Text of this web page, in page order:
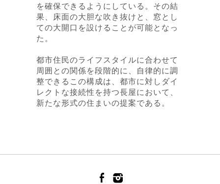
を確保できるようにしている。その結
果、床面の大胆な吹き抜けと、窓とし
ての大開口を設けることが可能となっ
た。
都市住民のライフスタイルに合わせて
周囲との関係を段階的に、自律的に調
整できるこの構成は、都市に対しダイ
レクトな接続性を持つ長屋において、
新たな形式の住まいの提案である。